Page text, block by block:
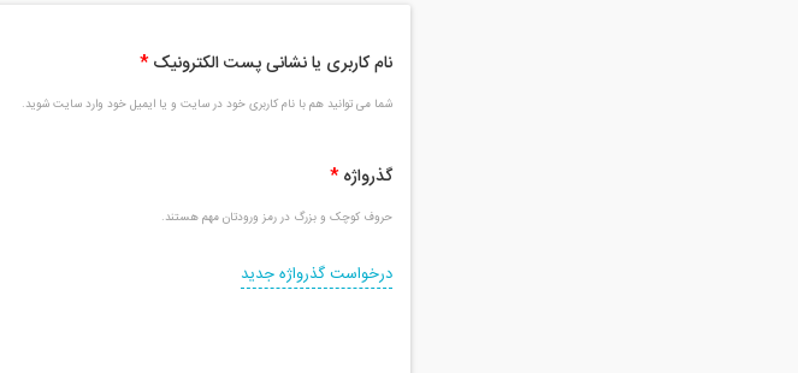
نام کاربری یا نشانی پست الکترونیک *
شما می توانید هم با نام کاربری خود در سایت و یا ایمیل خود وارد سایت شوید.
گذرواژه *
حروف کوچک و بزرگ در رمز ورودتان مهم هستند.
درخواست گذرواژه جدید